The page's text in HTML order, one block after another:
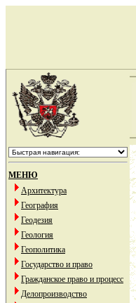
МЕНЮ
Архитектура
География
Геодезия
Геология
Геополитика
Государство и право
Гражданское право и процесс
Делопроизводство